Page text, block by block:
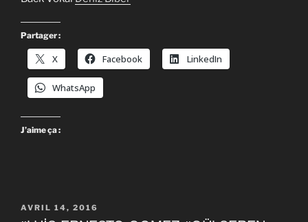
Partager :
X Facebook LinkedIn
WhatsApp
J’aime ça :
PUBLIÉ
LE
AVRIL 14, 2016